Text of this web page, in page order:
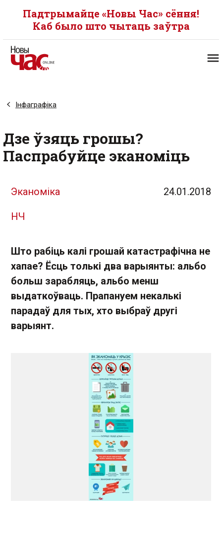
Падтрымайце «Новы Час» сёння!
Каб было што чытаць заўтра
Інфаграфіка
Дзе ўзяць грошы?
Паспрабуйце эканоміць
Эканоміка 24.01.2018
НЧ
Што рабіць калі грошай катастрафічна не
хапае? Ёсць толькі два варыянты: альбо
больш зарабляць, альбо менш
выдаткоўваць. Прапануем некалькі
парадаў для тых, хто выбраў другі
варыянт.